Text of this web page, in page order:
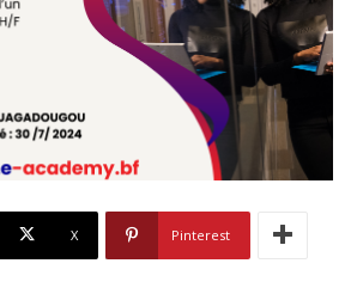
X Pinterest